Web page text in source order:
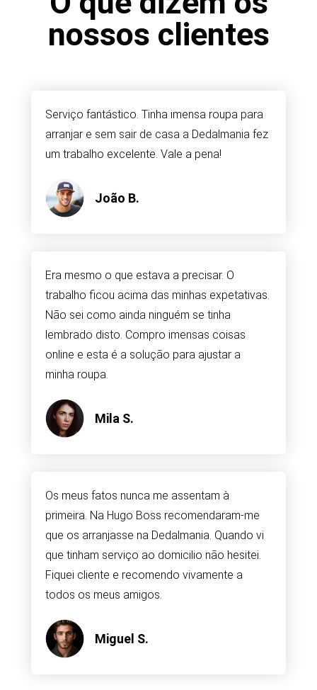
nossos clientes
Serviço fantástico. Tinha imensa roupa para
arranjar e sem sair de casa a Dedalmania fez
um trabalho excelente. Vale a pena!
João B.
Era mesmo o que estava a precisar. O
trabalho ficou acima das minhas expetativas.
Não sei como ainda ninguém se tinha
lembrado disto. Compro imensas coisas
online e esta é a solução para ajustar a
minha roupa.
Mila S.
Os meus fatos nunca me assentam à
primeira. Na Hugo Boss recomendaram-me
que os arranjasse na Dedalmania. Quando vi
que tinham serviço ao domicilio não hesitei.
Fiquei cliente e recomendo vivamente a
todos os meus amigos.
Miguel S.